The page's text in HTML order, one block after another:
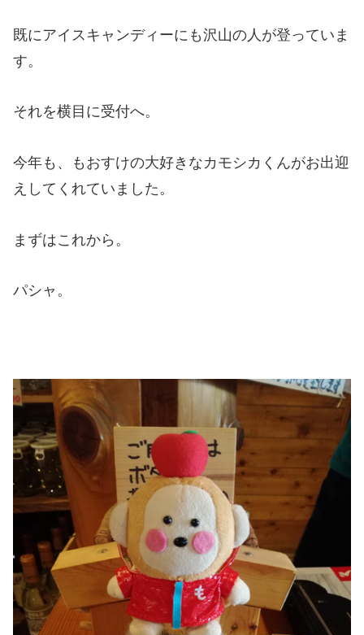
既にアイスキャンディーにも沢山の人が登っていま
す。
それを横目に受付へ。
今年も、もおすけの大好きなカモシカくんがお出迎
えしてくれていました。
まずはこれから。
パシャ。